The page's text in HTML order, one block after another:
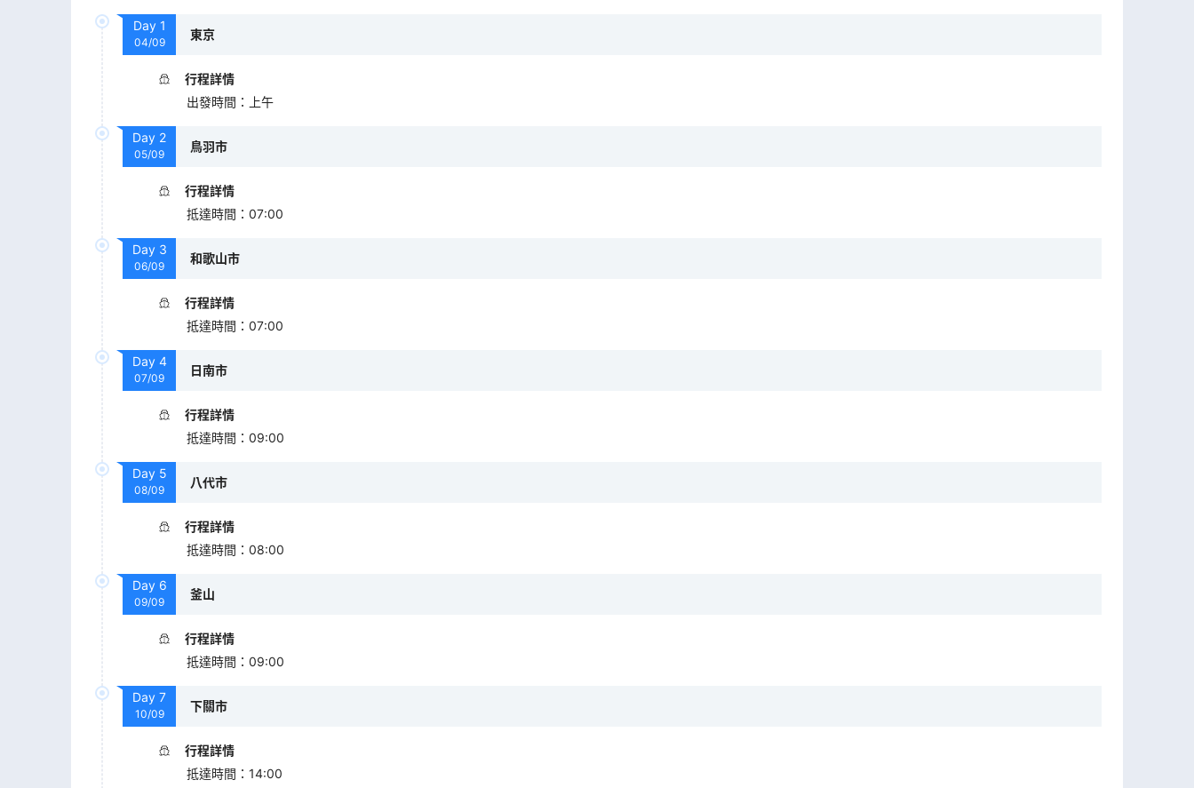
Day 1
04/09
東京
行程詳情
出發時間 ： 上午
Day 2
05/09
鳥羽市
行程詳情
抵達時間 ： 07:00
Day 3
06/09
和歌山市
行程詳情
抵達時間 ： 07:00
Day 4
07/09
日南市
行程詳情
抵達時間 ： 09:00
Day 5
08/09
八代市
行程詳情
抵達時間 ： 08:00
Day 6
09/09
釜山
行程詳情
抵達時間 ： 09:00
Day 7
10/09
下關市
行程詳情
抵達時間 ： 14:00